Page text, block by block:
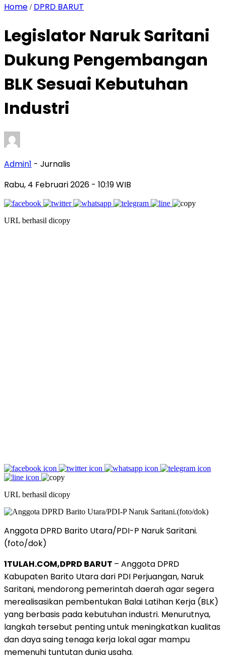
Home / DPRD BARUT
Legislator Naruk Saritani
Dukung Pengembangan
BLK Sesuai Kebutuhan
Industri
Admin1 - Jurnalis
Rabu, 4 Februari 2026 - 10:19 WIB
URL berhasil dicopy
URL berhasil dicopy
Anggota DPRD Barito Utara/PDI-P Naruk Saritani.
(foto/dok)
1TULAH.COM,DPRD BARUT – Anggota DPRD
Kabupaten Barito Utara dari PDI Perjuangan, Naruk
Saritani, mendorong pemerintah daerah agar segera
merealisasikan pembentukan Balai Latihan Kerja (BLK)
yang berbasis pada kebutuhan industri. Menurutnya,
langkah tersebut penting untuk meningkatkan kualitas
dan daya saing tenaga kerja lokal agar mampu
memenuhi tuntutan dunia usaha.